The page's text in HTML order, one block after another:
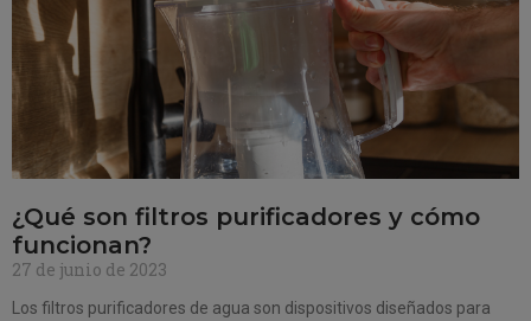
¿Qué son filtros purificadores y cómo
funcionan?
27 de junio de 2023
Los filtros purificadores de agua son dispositivos diseñados para